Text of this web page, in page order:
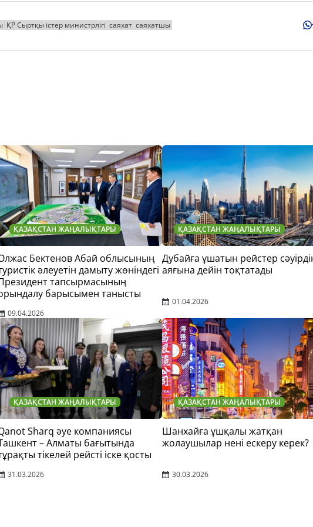
ҚР Сыртқы істер министрлігі саяхат саяхатшы
ҚАЗАҚСТАН ЖАҢАЛЫҚТАРЫ
Бектенов Абай облысының
әлеуетін дамыту жөніндегі
тапсырмасының
барысымен танысты
09.04.2026
ҚАЗАҚСТАН ЖАҢАЛЫҚТАРЫ
Дубайға ұшатын рейстер
аяғына дейін тоқтатады
01.04.2026
ҚАЗАҚСТАН ЖАҢАЛЫҚТАРЫ
Sharq әуе компаниясы
– Алматы бағытында
тікелей рейсті іске қосты
31.03.2026
ҚАЗАҚСТАН ЖАҢАЛЫҚТАРЫ
Шанхайға ұшқалы жатқан
жолаушылар нені ескеру керек?
30.03.2026